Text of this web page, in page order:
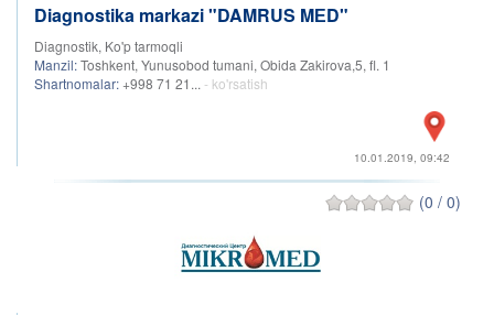
Diagnostika markazi "DAMRUS MЕD"
Diagnostik, Ko'p tarmoqli
Manzil:Toshkent, Yunusobod tumani, Obida Zakirova,5, fl. 1
Shartnomalar: +998 71 21... - ko'rsatish
10.01.2019, 09:42
(0 / 0)